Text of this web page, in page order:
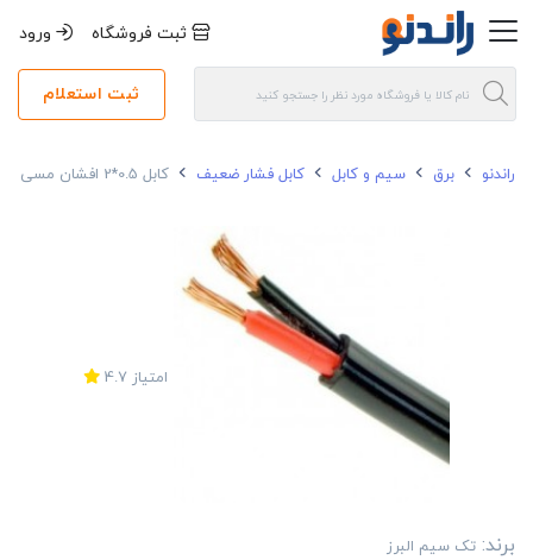
ثبت فروشگاه ورود
ثبت استعلام
راندنو برق سیم و کابل کابل فشار ضعیف کابل 0.5*2 افشان مسی تک سیم البرز NYMHY
امتیاز 4.7
برند: تک سیم البرز